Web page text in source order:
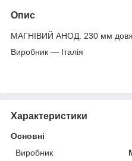
Опис
МАГНІВИЙ АНОД. 230 мм
Виробник — Італія
Характеристики
Основні
Виробник